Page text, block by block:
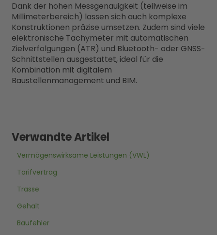
Dank der hohen Messgenauigkeit (teilweise im
Millimeterbereich) lassen sich auch komplexe
Konstruktionen präzise umsetzen. Zudem sind viele
elektronische Tachymeter mit automatischen
Zielverfolgungen (ATR) und Bluetooth- oder GNSS-
Schnittstellen ausgestattet, ideal für die
Kombination mit digitalem
Baustellenmanagement und BIM.
Verwandte Artikel
Vermögenswirksame Leistungen (VWL)
Tarifvertrag
Trasse
Gehalt
Baufehler